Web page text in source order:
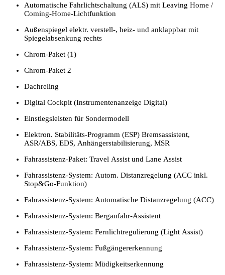
Automatische Fahrlichtschaltung (ALS) mit Leaving Home /
Coming-Home-Lichtfunktion
Außenspiegel elektr. verstell-, heiz- und anklappbar mit
Spiegelabsenkung rechts
Chrom-Paket (1)
Chrom-Paket 2
Dachreling
Digital Cockpit (Instrumentenanzeige Digital)
Einstiegsleisten für Sondermodell
Elektron. Stabilitäts-Programm (ESP) Bremsassistent,
ASR/ABS, EDS, Anhängerstabilisierung, MSR
Fahrassistenz-Paket: Travel Assist und Lane Assist
Fahrassistenz-System: Autom. Distanzregelung (ACC inkl.
Stop&Go-Funktion)
Fahrassistenz-System: Automatische Distanzregelung (ACC)
Fahrassistenz-System: Berganfahr-Assistent
Fahrassistenz-System: Fernlichtregulierung (Light Assist)
Fahrassistenz-System: Fußgängererkennung
Fahrassistenz-System: Müdigkeitserkennung